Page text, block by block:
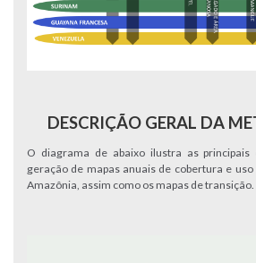
DESCRIÇÃO GERAL DA
O diagrama de abaixo ilustra as principais
geração de mapas anuais de cobertura e
Amazônia, assim como os mapas de transição.